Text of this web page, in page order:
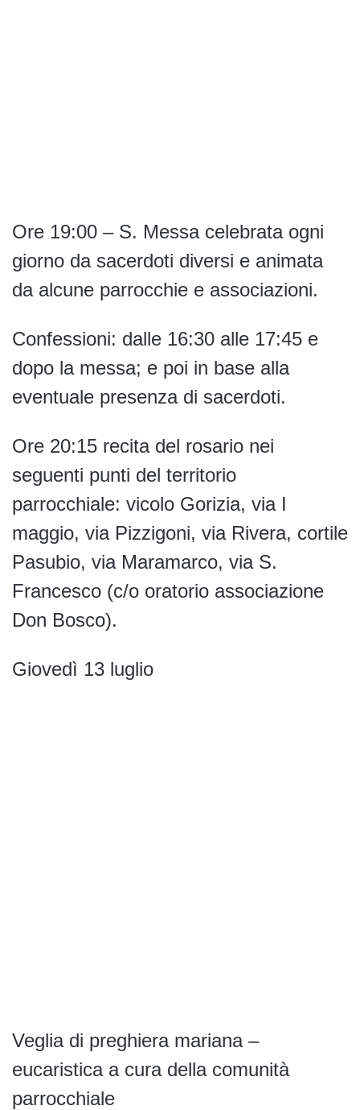
Ore 19:00 – S. Messa celebrata ogni
giorno da sacerdoti diversi e animata
da alcune parrocchie e associazioni.
Confessioni: dalle 16:30 alle 17:45 e
dopo la messa; e poi in base alla
eventuale presenza di sacerdoti.
Ore 20:15 recita del rosario nei
seguenti punti del territorio
parrocchiale: vicolo Gorizia, via I
maggio, via Pizzigoni, via Rivera, cortile
Pasubio, via Maramarco, via S.
Francesco (c/o oratorio associazione
Don Bosco).
Giovedì 13 luglio
Veglia di preghiera mariana –
eucaristica a cura della comunità
parrocchiale